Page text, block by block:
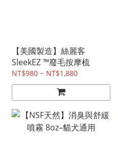
【美國製造】絲麗客
SleekEZ ™廢毛按摩梳
NT$980 ~ NT$1,880